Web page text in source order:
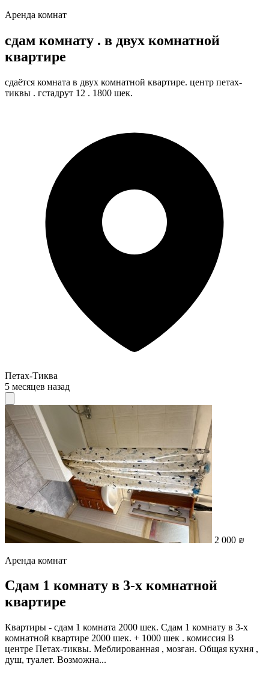
Аренда комнат
сдам комнату . в двух комнатной
квартире
сдаётся комната в двух комнатной квартире. центр петах-
тиквы . гстадрут 12 . 1800 шек.
Петах-Тиква
5 месяцев назад
2 000 ₪
Аренда комнат
Сдам 1 комнату в 3-х комнатной
квартире
Квартиры - сдам 1 комната 2000 шек. Сдам 1 комнату в 3-х
комнатной квартире 2000 шек. + 1000 шек . комиссия В
центре Петах-тиквы. Меблированная , мозган. Общая кухня ,
душ, туалет. Возможна...